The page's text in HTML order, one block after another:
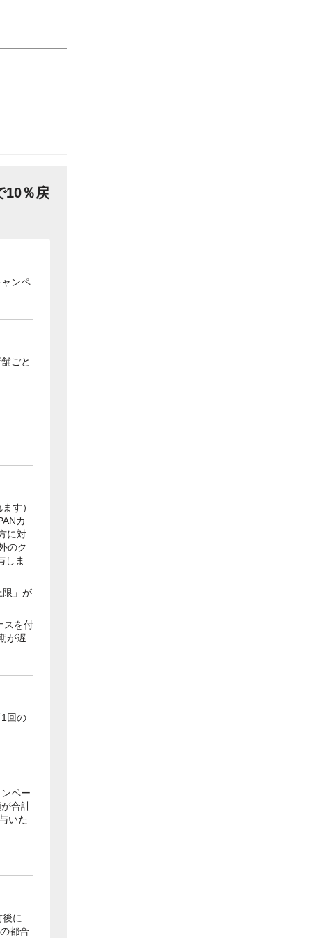
10％戻
ンペ
ごと
す）
カ
に対
のク
しま
限」が
スを付
が遅
回の
ペー
合計
いた
に
都合